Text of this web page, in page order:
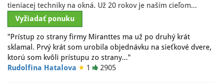
tieniacej techniky na okná. Už 20 rokov je naším cieľom…
Vyžiadať ponuku
"Prístup zo strany firmy Miranttes ma už po druhý krát
sklamal. Prvý krát som urobila objednávku na sieťkové dvere,
ktorú som kvôli prístupu zo strany…"
Rudolfina Hatalova
1 2905